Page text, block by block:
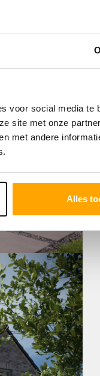
voor social media te
site met onze
met andere
Alles